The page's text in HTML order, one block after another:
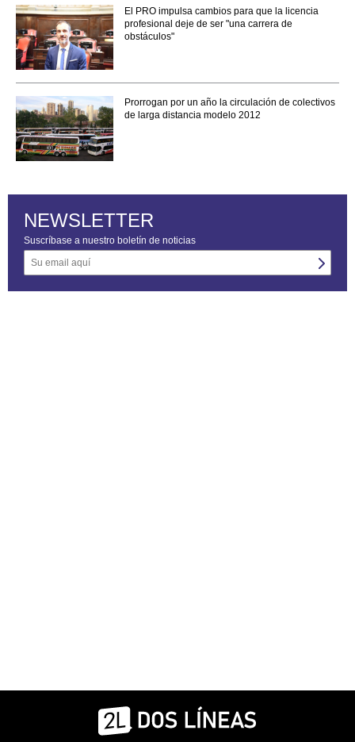
El PRO impulsa cambios para que la licencia
profesional deje de ser "una carrera de
obstáculos"
Prorrogan por un año la circulación de colectivos
de larga distancia modelo 2012
NEWSLETTER
Suscríbase a nuestro boletín de noticias